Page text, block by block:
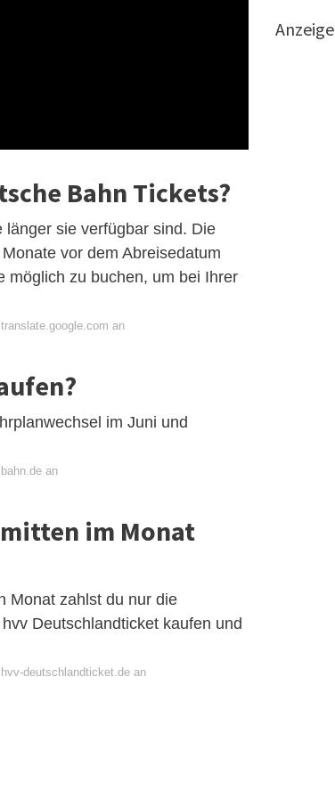
Bahn Tickets?
sie verfügbar sind. Die
vor dem Abreisedatum
möglich zu buchen, um bei Ihrer
an
im Juni und
an
im Monat
Monat zahlst du nur die
Deutschlandticket kaufen und
deutschlandticket.de an
Anzeige